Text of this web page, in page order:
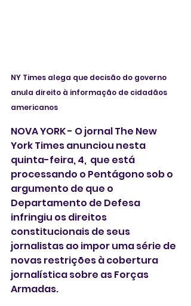
NY Times alega que decisão do governo
anula direito à informação de cidadãos
americanos
NOVA YORK - O jornal The New
York Times anunciou nesta
quinta-feira, 4,  que está
processando o Pentágono sob o
argumento de que o
Departamento de Defesa
infringiu os direitos
constitucionais de seus
jornalistas ao impor uma série de
novas restrições à cobertura
jornalística sobre as Forças
Armadas.